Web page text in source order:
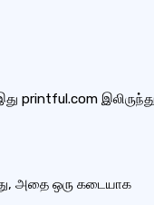
printful.com இலிருந்து
அதை ஒரு கடையாக